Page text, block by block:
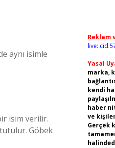
aynı isimle
isim verilir.
Göbek
Reklam
Yasal
marka,
kendi
haber
ve
Gerçek